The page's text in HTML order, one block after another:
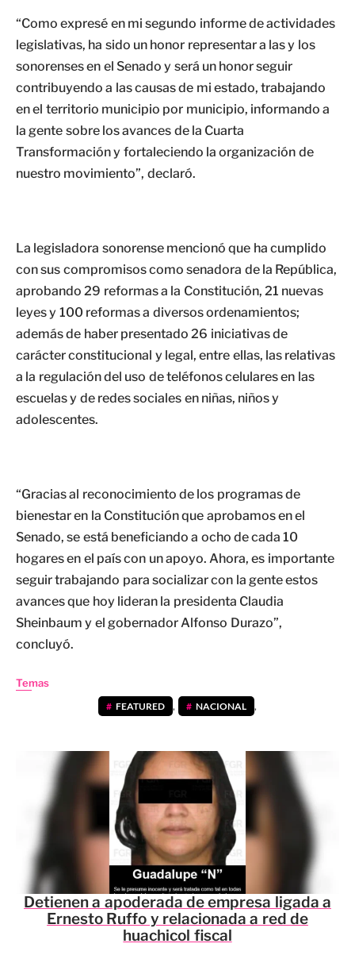
“Como expresé en mi segundo informe de actividades
legislativas, ha sido un honor representar a las y los
sonorenses en el Senado y será un honor seguir
contribuyendo a las causas de mi estado, trabajando
en el territorio municipio por municipio, informando a
la gente sobre los avances de la Cuarta
Transformación y fortaleciendo la organización de
nuestro movimiento”, declaró.
La legisladora sonorense mencionó que ha cumplido
con sus compromisos como senadora de la República,
aprobando 29 reformas a la Constitución, 21 nuevas
leyes y 100 reformas a diversos ordenamientos;
además de haber presentado 26 iniciativas de
carácter constitucional y legal, entre ellas, las relativas
a la regulación del uso de teléfonos celulares en las
escuelas y de redes sociales en niñas, niños y
adolescentes.
“Gracias al reconocimiento de los programas de
bienestar en la Constitución que aprobamos en el
Senado, se está beneficiando a ocho de cada 10
hogares en el país con un apoyo. Ahora, es importante
seguir trabajando para socializar con la gente estos
avances que hoy lideran la presidenta Claudia
Sheinbaum y el gobernador Alfonso Durazo”,
concluyó.
Temas
FEATURED , NACIONAL ,
Detienen a apoderada de empresa ligada a
Ernesto Ruffo y relacionada a red de
huachicol fiscal